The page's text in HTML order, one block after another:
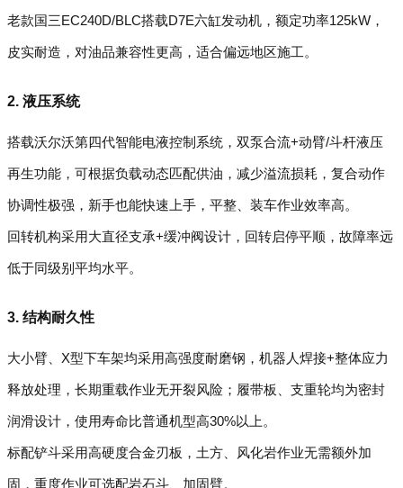
老款国三EC240D/BLC搭载D7E六缸发动机，额定功率125kW，
皮实耐造，对油品兼容性更高，适合偏远地区施工。
2. 液压系统
搭载沃尔沃第四代智能电液控制系统，双泵合流+动臂/斗杆液压
再生功能，可根据负载动态匹配供油，减少溢流损耗，复合动作
协调性极强，新手也能快速上手，平整、装车作业效率高。
回转机构采用大直径支承+缓冲阀设计，回转启停平顺，故障率远
低于同级别平均水平。
3. 结构耐久性
大小臂、X型下车架均采用高强度耐磨钢，机器人焊接+整体应力
释放处理，长期重载作业无开裂风险；履带板、支重轮均为密封
润滑设计，使用寿命比普通机型高30%以上。
标配铲斗采用高硬度合金刃板，土方、风化岩作业无需额外加
固，重度作业可选配岩石斗、加固臂。